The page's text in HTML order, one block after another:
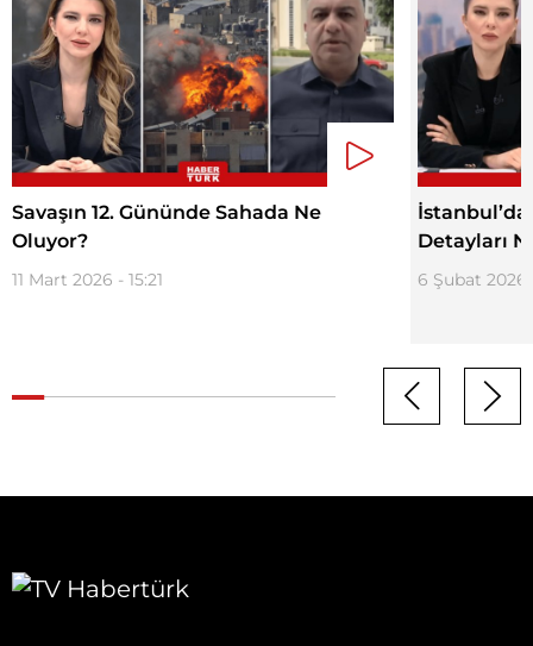
Savaşın 12. Gününde Sahada Ne
Oluyor?
11 Mart 2026 - 15:21
Detayları
6 Şubat 2026